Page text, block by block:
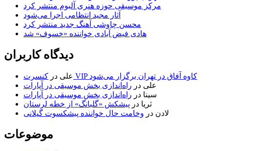
مرکز موسیقی حوزه هنری آلبوم منتشر کرد
آثار مجید انتظامی اجرا می‌شود
محسن چاوشی آهنگ جدید منتشر کرد
هادی فیض آبادی خواننده «خسوف» شد
دیدگاه کاربران
علی در
کنسرت VIP کاوه آفاق در تهران برگزار می‌شود
علی در راه‌اندازی بخش موسیقی در آپارات
سینا در راه‌اندازی بخش موسیقی در آپارات
ثریا در پیشکش «گلبانگ» از خطه لرستان
لادن در وخامت حال خواننده پیشکسوت گیلانی
موضوعات